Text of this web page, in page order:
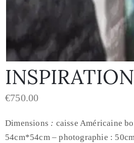
INSPIRATION
€750.00
Dimensions : caisse Américaine
54cm*54cm – photographie :